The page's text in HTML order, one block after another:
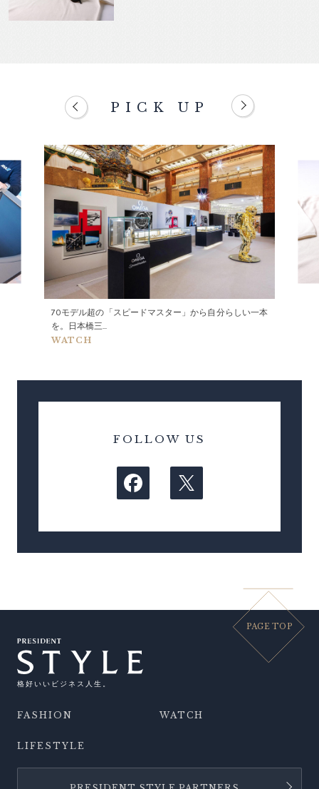
PICK UP
70モデル超の「スピードマスター」から自分らしい一本
を。日本橋三...
WATCH
FOLLOW US
PAGE TOP
格好いいビジネス人生。
FASHION WATCH
LIFESTYLE